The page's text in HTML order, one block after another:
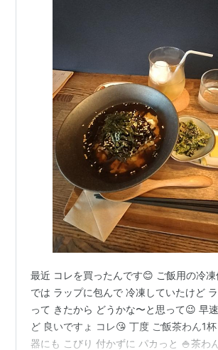
最近 コレを買ったんです😊 ご飯用の冷凍
では ラップに包んで 冷凍していたけど
って きたから どうかな〜と思って😉 早
ど 良いですょ コレ😘 丁度 ご飯茶わん1
器にも こびり 付かずに パカっと 🍚茶わ